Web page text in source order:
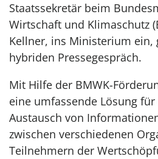
Staatssekretär beim
Wirtschaft und Klimaschutz
Kellner, ins Ministerium ein,
hybriden Pressegespräch.
Mit Hilfe der BMWK-
eine umfassende Lösung
Austausch von
zwischen verschiedenen
Teilnehmern der